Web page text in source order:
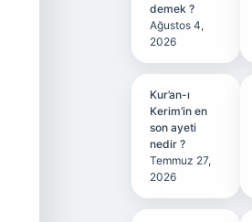
demek ?
Ağustos 4,
2026
Kur’an-ı
Kerim’in en
son ayeti
nedir ?
Temmuz 27,
2026